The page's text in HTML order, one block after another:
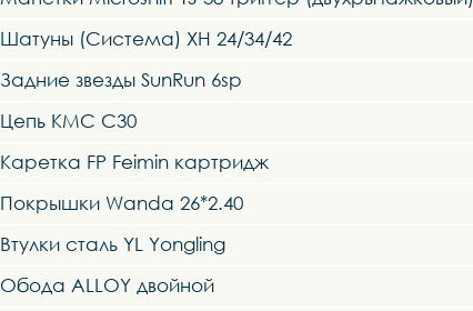
Шатуны (Система) XH 24/34/42
Задние звезды SunRun 6sp
Цепь KMC C30
Каретка FP Feimin картридж
Покрышки Wanda 26*2.40
Втулки сталь YL Yongling
Обода ALLOY двойной